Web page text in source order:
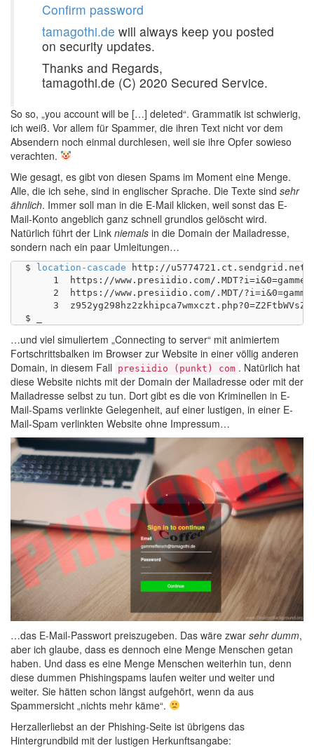
Confirm password
tamagothi.de will always keep you posted
on security updates.
Thanks and Regards,
tamagothi.de (C) 2020 Secured Service.
So so, „you account will be […] deleted“. Grammatik ist schwierig,
ich weiß. Vor allem für Spammer, die ihren Text nicht vor dem
Absendern noch einmal durchlesen, weil sie ihre Opfer sowieso
verachten.
Wie gesagt, es gibt von diesen Spams im Moment eine Menge.
Alle, die ich sehe, sind in englischer Sprache. Die Texte sind sehr
ähnlich. Immer soll man in die E-Mail klicken, weil sonst das E-
Mail-Konto angeblich ganz schnell grundlos gelöscht wird.
Natürlich führt der Link niemals in die Domain der Mailadresse,
sondern nach ein paar Umleitungen…
$ location-cascade http://u5774721.ct.sendgrid.net/ls/
     1	https://www.presiidio.com/.MDT?i=i&0=gammelfleisch@tamagothi.de
     2	https://www.presiidio.com/.MDT/?i=i&0=gammelfleisch@tamagothi.de
     3	z952yg298hz2zkhipca7wmxczt.php?0=Z2FtbWVsZmxlaXNjaEB0YW1hZ290aGkuZGU=&.verify??guce_referrer=aHR0cHM6Ly9sb2dpbi55YWhvby5jb20v&guce_referrer_sig=AQAAABA99NmGR9iNQOyU5mI3ASjQfYjcPATD_A8modgjxpNXYNmo8n5zxdi8EZV7GFYPzoSc_RpMz0hYfdCk0OLmxnMB6tpfZnd5ENcxTcI3e56K0Vz3pSL6PoIoDveE6VV6vAiBzqdjcYAbAHdiaf7gx2w9XRGmCh4orbe2VcZO9aN_
…und viel simuliertem „Connecting to server“ mit animiertem
Fortschrittsbalken im Browser zur Website in einer völlig anderen
Domain, in diesem Fall
presiidio (punkt) com . Natürlich hat
diese Website nichts mit der Domain der Mailadresse oder mit der
Mailadresse selbst zu tun. Dort gibt es die von Kriminellen in E-
Mail-Spams verlinkte Gelegenheit, auf einer lustigen, in einer E-
Mail-Spam verlinkten Website ohne Impressum…
…das E-Mail-Passwort preiszugeben. Das wäre zwar sehr dumm,
aber ich glaube, dass es dennoch eine Menge Menschen getan
haben. Und dass es eine Menge Menschen weiterhin tun, denn
diese dummen Phishingspams laufen weiter und weiter und
weiter. Sie hätten schon längst aufgehört, wenn da aus
Spammersicht „nichts mehr käme“.
Herzallerliebst an der Phishing-Seite ist übrigens das
Hintergrundbild mit der lustigen Herkunftsangabe: